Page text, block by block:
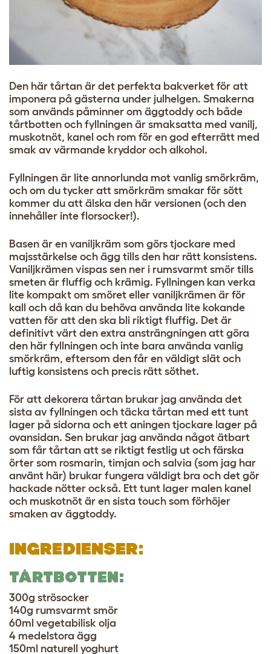
Den här tårtan är det perfekta bakverket för att
imponera på gästerna under julhelgen. Smakerna
som används påminner om äggtoddy och både
tårtbotten och fyllningen är smaksatta med vanilj,
muskotnöt, kanel och rom för en god efterrätt med
smak av värmande kryddor och alkohol.
Fyllningen är lite annorlunda mot vanlig smörkräm,
och om du tycker att smörkräm smakar för sött
kommer du att älska den här versionen (och den
innehåller inte florsocker!).
Basen är en vaniljkräm som görs tjockare med
majsstärkelse och ägg tills den har rätt konsistens.
Vaniljkrämen vispas sen ner i rumsvarmt smör tills
smeten är fluffig och krämig. Fyllningen kan verka
lite kompakt om smöret eller vaniljkrämen är för
kall och då kan du behöva använda lite kokande
vatten för att den ska bli riktigt fluffig. Det är
definitivt värt den extra ansträngningen att göra
den här fyllningen och inte bara använda vanlig
smörkräm, eftersom den får en väldigt slät och
luftig konsistens och precis rätt söthet.
För att dekorera tårtan brukar jag använda det
sista av fyllningen och täcka tårtan med ett tunt
lager på sidorna och ett aningen tjockare lager på
ovansidan. Sen brukar jag använda något ätbart
som får tårtan att se riktigt festlig ut och färska
örter som rosmarin, timjan och salvia (som jag har
använt här) brukar fungera väldigt bra och det gör
hackade nötter också. Ett tunt lager malen kanel
och muskotnöt är en sista touch som förhöjer
smaken av äggtoddy.
INGREDIENSER:
TÅRTBOTTEN:
300g strösocker
140g rumsvarmt smör
60ml vegetabilisk olja
4 medelstora ägg
150ml naturell yoghurt